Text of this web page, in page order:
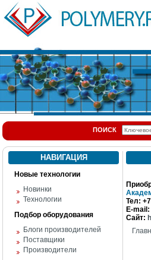
ПОИСК
НАВИГАЦИЯ
Новые технологии
Новинки
Технологии
Подбор оборудования
Блоги производителей
Поставщики
Производители
Тел:
E-mail:
Сайт: